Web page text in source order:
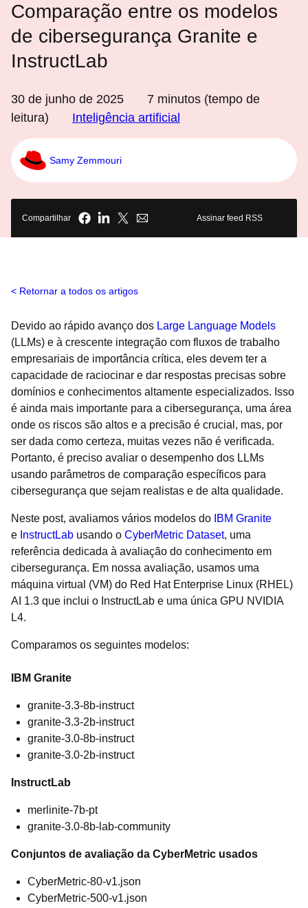
Comparação entre os modelos
de cibersegurança Granite e
InstructLab
30 de junho de 2025 7 minutos (tempo de
leitura)
Inteligência artificial
Samy Zemmouri
Compartilhar Assinar feed RSS
Retornar a todos os artigos
Devido ao rápido avanço dos Large Language Models
(LLMs) e à crescente integração com fluxos de trabalho
empresariais de importância crítica, eles devem ter a
capacidade de raciocinar e dar respostas precisas sobre
domínios e conhecimentos altamente especializados. Isso
é ainda mais importante para a cibersegurança, uma área
onde os riscos são altos e a precisão é crucial, mas, por
ser dada como certeza, muitas vezes não é verificada.
Portanto, é preciso avaliar o desempenho dos LLMs
usando parâmetros de comparação específicos para
cibersegurança que sejam realistas e de alta qualidade.
Neste post, avaliamos vários modelos do IBM Granite
e InstructLab usando o CyberMetric Dataset, uma
referência dedicada à avaliação do conhecimento em
cibersegurança. Em nossa avaliação, usamos uma
máquina virtual (VM) do Red Hat Enterprise Linux (RHEL)
AI 1.3 que inclui o InstructLab e uma única GPU NVIDIA
L4.
Comparamos os seguintes modelos:
IBM Granite
granite-3.3-8b-instruct
granite-3.3-2b-instruct
granite-3.0-8b-instruct
granite-3.0-2b-instruct
InstructLab
merlinite-7b-pt
granite-3.0-8b-lab-community
Conjuntos de avaliação da CyberMetric usados
CyberMetric-80-v1.json
CyberMetric-500-v1.json